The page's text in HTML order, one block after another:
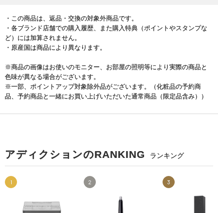
・この商品は、返品・交換の対象外商品です。
・各ブランド店舗での購入履歴、また購入特典（ポイントやスタンプな
ど）には加算されません。
・原産国は商品により異なります。
※商品の画像はお使いのモニター、お部屋の照明等により実際の商品と
色味が異なる場合がございます。
※一部、ポイントアップ対象除外品がございます。（化粧品の予約商
品、予約商品と一緒にお買い上げいただいた通常商品（限定品含み））
アディクションのRANKING ランキング
1 2 3